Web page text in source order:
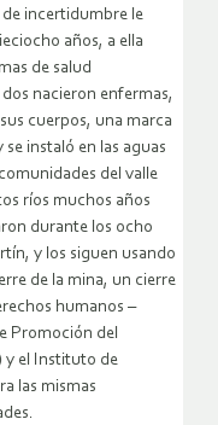
incertidumbre le
años, a ella
de salud
nacieron enfermas,
cuerpos, una marca
instaló en las aguas
del valle
ríos muchos años
durante los ocho
y los siguen usando
de la mina, un cierre
humanos –
Promoción del
y el Instituto de
las mismas